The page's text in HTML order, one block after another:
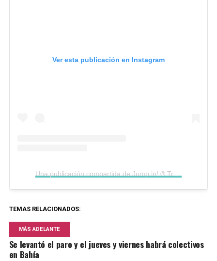
Ver esta publicación en Instagram
TEMAS RELACIONADOS:
MÁS ADELANTE
Se levantó el paro y el jueves y viernes habrá colectivos
en Bahía